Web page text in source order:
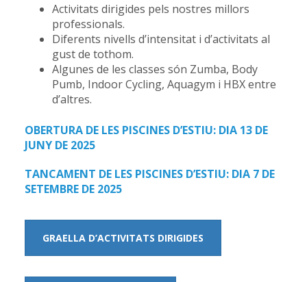
Activitats dirigides pels nostres millors
professionals.
Diferents nivells d’intensitat i d’activitats al
gust de tothom.
Algunes de les classes són Zumba, Body
Pumb, Indoor Cycling, Aquagym i HBX entre
d’altres.
OBERTURA DE LES PISCINES D’ESTIU: DIA 13 DE
JUNY DE 2025
TANCAMENT DE LES PISCINES D’ESTIU: DIA 7 DE
SETEMBRE DE 2025
GRAELLA D’ACTIVITATS DIRIGIDES